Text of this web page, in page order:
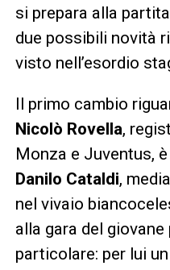
si prepara alla
due possibili novità
visto nell’esordio
Il primo cambio
Nicolò Rovella,
Monza e Juventus,
Danilo Cataldi,
nel vivaio
alla gara del
particolare: per lui